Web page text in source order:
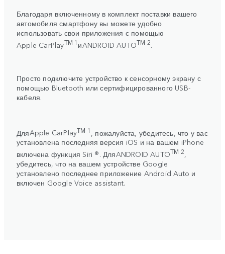
Благодаря включенному в комплект поставки вашего
автомобиля смартфону вы можете удобно
использовать свои приложения с помощью
Apple CarPlayТМ 1 иANDROID AUTOТМ 2.
Просто подключите устройство к сенсорному экрану с
помощью Bluetooth или сертифицированного USB-
кабеля.
ДляApple CarPlayТМ 1 , пожалуйста, убедитесь, что у вас
установлена последняя версия iOS и на вашем iPhone
включена функция Siri ®. ДляANDROID AUTOТМ 2,
убедитесь, что на вашем устройстве Google
установлено последнее приложение Android Auto и
включен Google Voice assistant.